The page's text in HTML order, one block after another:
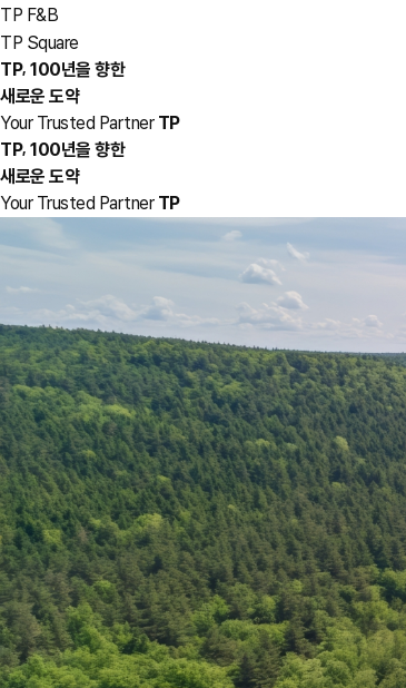
TP F&B
TP Square
TP, 100년을 향한
새로운 도약
Your Trusted Partner TP
TP, 100년을 향한
새로운 도약
Your Trusted Partner TP